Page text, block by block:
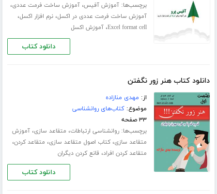
برچسب‌ها:آموزش آفیس،آموزش ساخت فرمت عددی،
آموزش ساخت فرمت عددی در اکسل،نرم افزار اکسل،
Excel format cell،آموزش اکسل
دانلود کتاب
دانلود کتاب هنر زور نگفتن
از: مهدی منازاده
موضوع:کتاب‌های روانشناسی
۳۳ صفحه
برچسب‌ها:روانشناسی ارتباطات، متقاعد سازی،آموزش
متقاعد سازی،کتاب اصول متقاعد سازی، متقاعد کردن،
متقاعد کردن افراد، قانع کردن دیگران
دانلود کتاب